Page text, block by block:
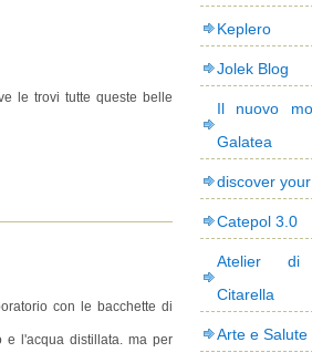
le trovi tutte queste belle
con le bacchette di
e l'acqua distillata. ma per
Keplero
Jolek Blog
Il nuovo
Galatea
discover
Catepol 3.0
Atelier di
Citarella
Arte e Salute